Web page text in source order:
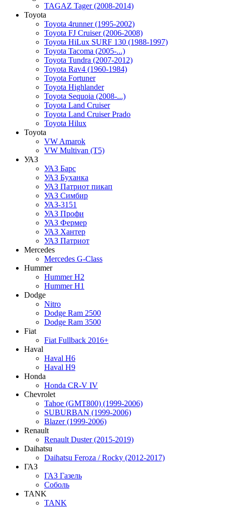
TAGAZ Tager (2008-2014)
Toyota
Toyota 4runner (1995-2002)
Toyota FJ Cruiser (2006-2008)
Toyota HiLux SURF 130 (1988-1997)
Toyota Tacoma (2005-...)
Toyota Tundra (2007-2012)
Toyota Rav4 (1960-1984)
Toyota Fortuner
Toyota Highlander
Toyota Sequoia (2008-...)
Toyota Land Cruiser
Toyota Land Cruiser Prado
Toyota Hilux
Toyota
VW Amarok
VW Multivan (T5)
УАЗ
УАЗ Барс
УАЗ Буханка
УАЗ Патриот пикап
УАЗ Симбир
УАЗ-3151
УАЗ Профи
УАЗ Фермер
УАЗ Хантер
УАЗ Патриот
Mercedes
Mercedes G-Class
Hummer
Hummer H2
Hummer H1
Dodge
Nitro
Dodge Ram 2500
Dodge Ram 3500
Fiat
Fiat Fullback 2016+
Haval
Haval H6
Haval H9
Honda
Honda CR-V IV
Chevrolet
Tahoe (GMT800) (1999-2006)
SUBURBAN (1999-2006)
Blazer (1999-2006)
Renault
Renault Duster (2015-2019)
Daihatsu
Daihatsu Feroza / Rocky (2012-2017)
ГАЗ
ГАЗ Газель
Соболь
TANK
TANK